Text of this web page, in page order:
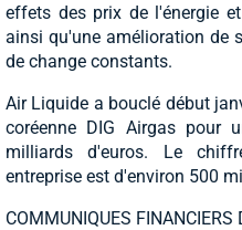
effets des prix de l'énergie
ainsi qu'une amélioration de
de change constants.
Air Liquide a bouclé début
coréenne DIG Airgas pour
milliards d'euros. Le
entreprise est d'environ 500
COMMUNIQUES FINANCIERS